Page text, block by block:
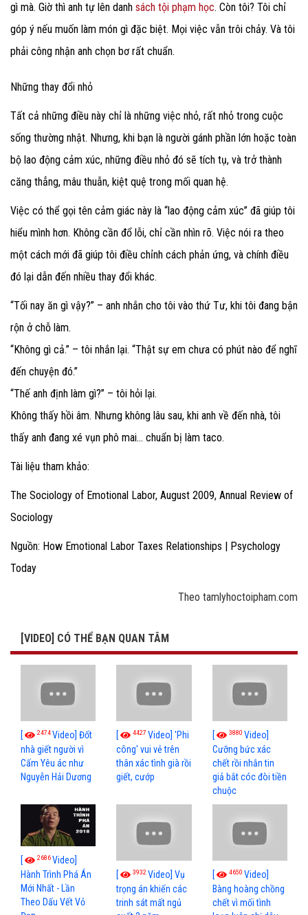
gì mà. Giờ thì anh tự lên danh sách tội phạm học. Còn tôi? Tôi chỉ
góp ý nếu muốn làm món gì đặc biệt. Mọi việc vẫn trôi chảy. Và tôi
phải công nhận anh chọn bơ rất chuẩn.
Những thay đổi nhỏ
Tất cả những điều này chỉ là những việc nhỏ, rất nhỏ trong cuộc
sống thường nhật. Nhưng, khi bạn là người gánh phần lớn hoặc toàn
bộ lao động cảm xúc, những điều nhỏ đó sẽ tích tụ, và trở thành
căng thẳng, mâu thuẫn, kiệt quệ trong mối quan hệ.
Việc có thể gọi tên cảm giác này là “lao động cảm xúc” đã giúp tôi
hiểu mình hơn. Không cần đổ lỗi, chỉ cần nhìn rõ. Việc nói ra theo
một cách mới đã giúp tôi điều chỉnh cách phản ứng, và chính điều
đó lại dẫn đến nhiều thay đổi khác.
“Tối nay ăn gì vậy?” – anh nhắn cho tôi vào thứ Tư, khi tôi đang bận
rộn ở chỗ làm.
“Không gì cả.” – tôi nhắn lại. “Thật sự em chưa có phút nào để nghĩ
đến chuyện đó.”
“Thế anh định làm gì?” – tôi hỏi lại.
Không thấy hồi âm. Nhưng không lâu sau, khi anh về đến nhà, tôi
thấy anh đang xé vụn phô mai… chuẩn bị làm taco.
Tài liệu tham khảo:
The Sociology of Emotional Labor, August 2009, Annual Review of
Sociology
Nguồn: How Emotional Labor Taxes Relationships | Psychology
Today
Theo tamlyhoctoipham.com
[VIDEO] CÓ THỂ BẠN QUAN TÂM
[ 2474Video] Đốt
nhà giết người vì
Cấm Yêu ác như
Nguyễn Hải Dương
[ 4427Video] 'Phi
công' vui vẻ trên
thân xác tình già rồi
giết, cướp
[ 3880 Video]
Cưỡng bức xác
chết rồi nhắn tin
giả bắt cóc đòi tiền
chuộc
[ 2686Video]
Hành Trình Phá Án
Mới Nhất - Lần
Theo Dấu Vết Vỏ
[ 3932Video] Vụ
trọng án khiến các
trinh sát mất ngủ
[ 4650 Video]
Bàng hoàng chồng
chết vì mối tình